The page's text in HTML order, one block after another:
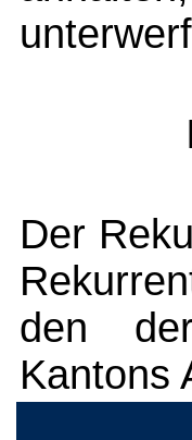
Der
den
Kantons